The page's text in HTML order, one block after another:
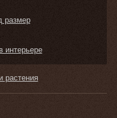
размер
интерьере
растения